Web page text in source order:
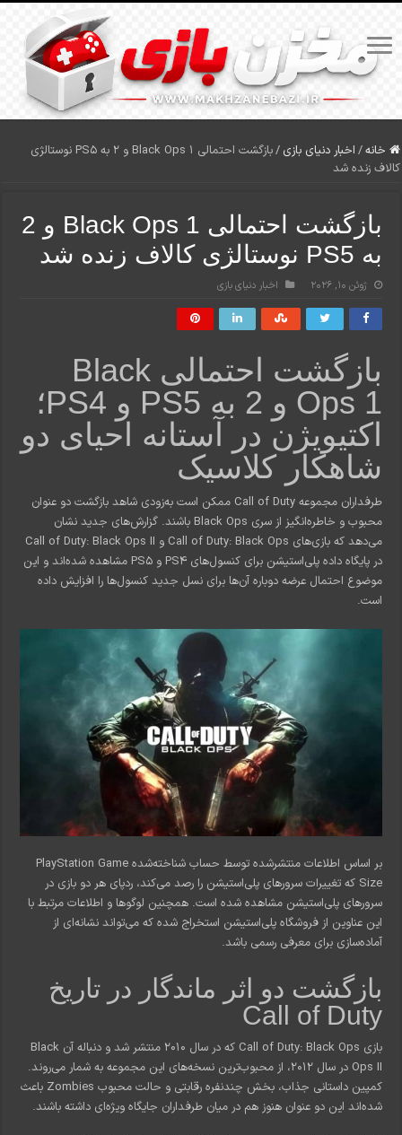
خانه/ اخبار دنیای بازی /
بازگشت احتمالی Black Ops 1 و 2 به PS5 نوستالژی
کالاف زنده شد
بازگشت احتمالی Black Ops 1 و 2
به PS5 نوستالژی کالاف زنده شد
ژوئن 10, 2026 اخبار دنیای بازی
بازگشت احتمالی Black
Ops 1 و 2 به PS5 و PS4؛
اکتیویژن در آستانه احیای دو
شاهکار کلاسیک
طرفداران مجموعه Call of Duty ممکن است به‌زودی شاهد بازگشت دو عنوان
محبوب و خاطره‌انگیز از سری Black Ops باشند. گزارش‌های جدید نشان
می‌دهد که بازی‌های Call of Duty: Black Ops و Call of Duty: Black Ops II
در پایگاه داده پلی‌استیشن برای کنسول‌های PS4 و PS5 مشاهده شده‌اند و این
موضوع احتمال عرضه دوباره آن‌ها برای نسل جدید کنسول‌ها را افزایش داده
است.
بر اساس اطلاعات منتشرشده توسط حساب شناخته‌شده PlayStation Game
Size که تغییرات سرورهای پلی‌استیشن را رصد می‌کند، ردپای هر دو بازی در
سرورهای پلی‌استیشن مشاهده شده است. همچنین لوگوها و اطلاعات مرتبط با
این عناوین از فروشگاه پلی‌استیشن استخراج شده که می‌تواند نشانه‌ای از
آماده‌سازی برای معرفی رسمی باشد.
بازگشت دو اثر ماندگار در تاریخ
Call of Duty
بازی Call of Duty: Black Ops که در سال 2010 منتشر شد و دنباله آن Black
Ops II در سال 2012، از محبوب‌ترین نسخه‌های این مجموعه به شمار می‌روند.
کمپین داستانی جذاب، بخش چندنفره رقابتی و حالت محبوب Zombies باعث
شده‌اند این دو عنوان هنوز هم در میان طرفداران جایگاه ویژه‌ای داشته باشند.